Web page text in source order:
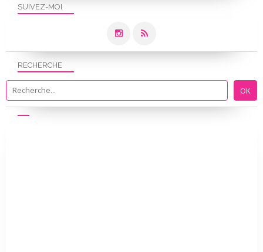
SUIVEZ-MOI
RECHERCHE